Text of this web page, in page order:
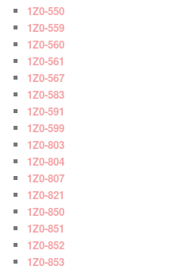
1Z0-550
1Z0-559
1Z0-560
1Z0-561
1Z0-567
1Z0-583
1Z0-591
1Z0-599
1Z0-803
1Z0-804
1Z0-807
1Z0-821
1Z0-850
1Z0-851
1Z0-852
1Z0-853